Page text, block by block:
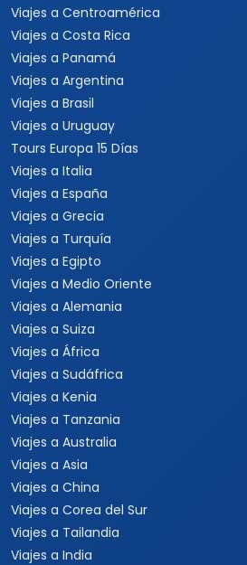
Viajes a Centroamérica
Viajes a Costa Rica
Viajes a Panamá
Viajes a Argentina
Viajes a Brasil
Viajes a Uruguay
Tours Europa 15 Días
Viajes a Italia
Viajes a España
Viajes a Grecia
Viajes a Turquía
Viajes a Egipto
Viajes a Medio Oriente
Viajes a Alemania
Viajes a Suiza
Viajes a África
Viajes a Sudáfrica
Viajes a Kenia
Viajes a Tanzania
Viajes a Australia
Viajes a Asia
Viajes a China
Viajes a Corea del Sur
Viajes a Tailandia
Viajes a India